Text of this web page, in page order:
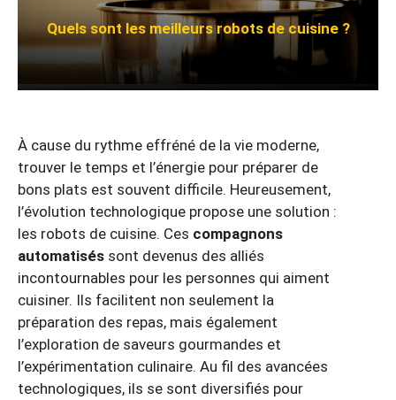
Quels sont les meilleurs robots de cuisine ?
À cause du rythme effréné de la vie moderne,
trouver le temps et l’énergie pour préparer de
bons plats est souvent difficile. Heureusement,
l’évolution technologique propose une solution :
les robots de cuisine. Ces compagnons
automatisés sont devenus des alliés
incontournables pour les personnes qui aiment
cuisiner. Ils facilitent non seulement la
préparation des repas, mais également
l’exploration de saveurs gourmandes et
l’expérimentation culinaire. Au fil des avancées
technologiques, ils se sont diversifiés pour